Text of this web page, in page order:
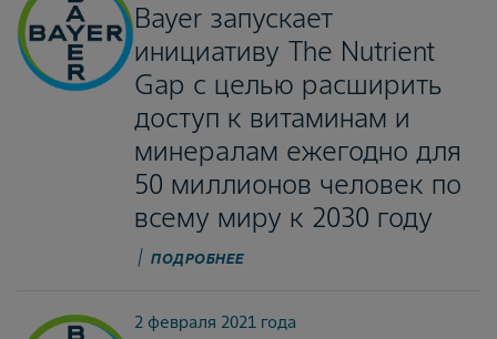
Bayer запускает
инициативу The Nutrient
Gap с целью расширить
доступ к витаминам и
минералам ежегодно для
50 миллионов человек по
всему миру к 2030 году
ПОДРОБНЕЕ
2 февраля 2021 года